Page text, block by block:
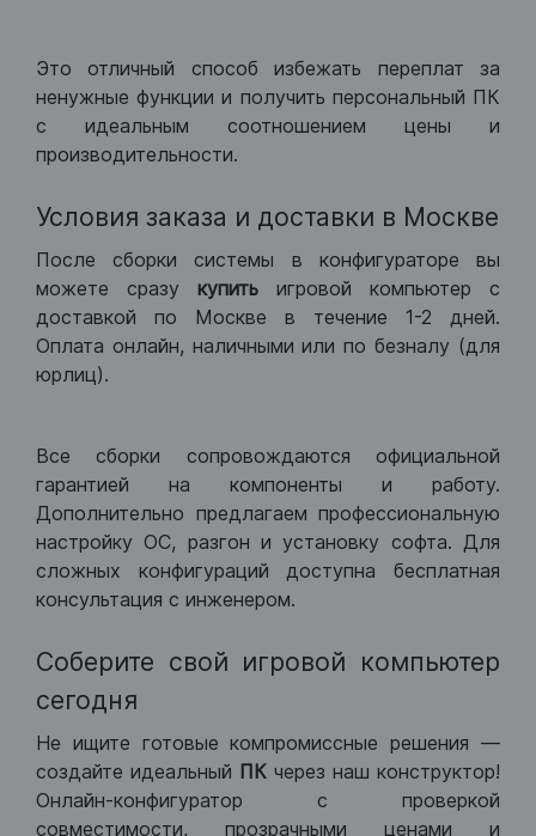
Это отличный способ избежать переплат за
ненужные функции и получить персональный ПК
с идеальным соотношением цены и
производительности.
Условия заказа и доставки в Москве
После сборки системы в конфигураторе вы
можете сразу купить игровой компьютер с
доставкой по Москве в течение 1-2 дней.
Оплата онлайн, наличными или по безналу (для
юрлиц).
Все сборки сопровождаются официальной
гарантией на компоненты и работу.
Дополнительно предлагаем профессиональную
настройку ОС, разгон и установку софта. Для
сложных конфигураций доступна бесплатная
консультация с инженером.
Соберите свой игровой компьютер
сегодня
Не ищите готовые компромиссные решения —
создайте идеальный ПК через наш конструктор!
Онлайн-конфигуратор с проверкой
совместимости, прозрачными ценами и